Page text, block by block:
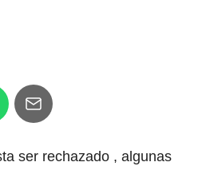
ser rechazado , algunas